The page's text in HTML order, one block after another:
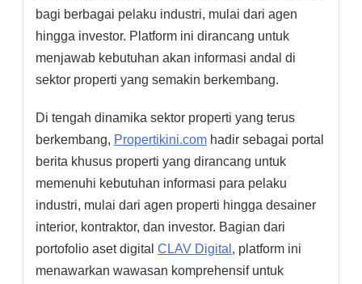
bagi berbagai pelaku industri, mulai dari agen
hingga investor. Platform ini dirancang untuk
menjawab kebutuhan akan informasi andal di
sektor properti yang semakin berkembang.
Di tengah dinamika sektor properti yang terus
berkembang, Propertikini.com hadir sebagai portal
berita khusus properti yang dirancang untuk
memenuhi kebutuhan informasi para pelaku
industri, mulai dari agen properti hingga desainer
interior, kontraktor, dan investor. Bagian dari
portofolio aset digital CLAV Digital , platform ini
menawarkan wawasan komprehensif untuk